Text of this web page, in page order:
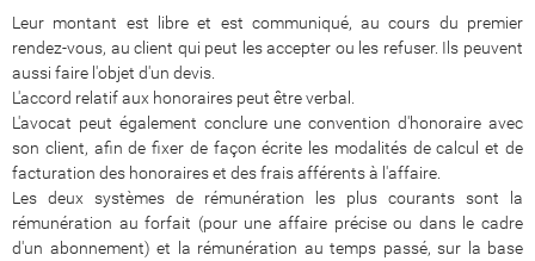
Leur montant est libre et est communiqué, au cours du premier
rendez-vous, au client qui peut les accepter ou les refuser. Ils peuvent
aussi faire l'objet d'un devis.
L'accord relatif aux honoraires peut être verbal.
L'avocat peut également conclure une convention d'honoraire avec
son client, afin de fixer de façon écrite les modalités de calcul et de
facturation des honoraires et des frais afférents à l'affaire.
Les deux systèmes de rémunération les plus courants sont la
rémunération au forfait (pour une affaire précise ou dans le cadre
d'un abonnement) et la rémunération au temps passé, sur la base